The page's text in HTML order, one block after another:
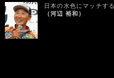
日本の水色にマッチす
（河辺 裕和）